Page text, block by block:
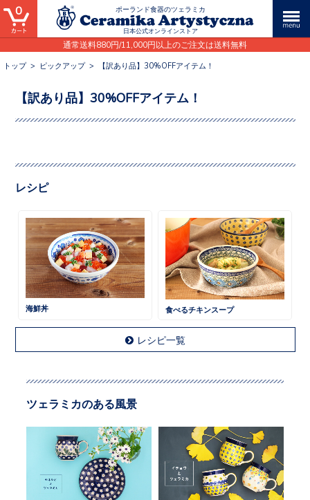
ポーランド食器のツェラミカ
日本公式オンラインストア
通常送料880円/11,000円以上のご注文は送料無料
0
トップ> ピックアップ> 【訳あり品】30%OFFアイテム！
【訳あり品】30%OFFアイテム！
レシピ
海鮮丼 食べるチキンスープ
レシピ一覧
ツェラミカのある風景